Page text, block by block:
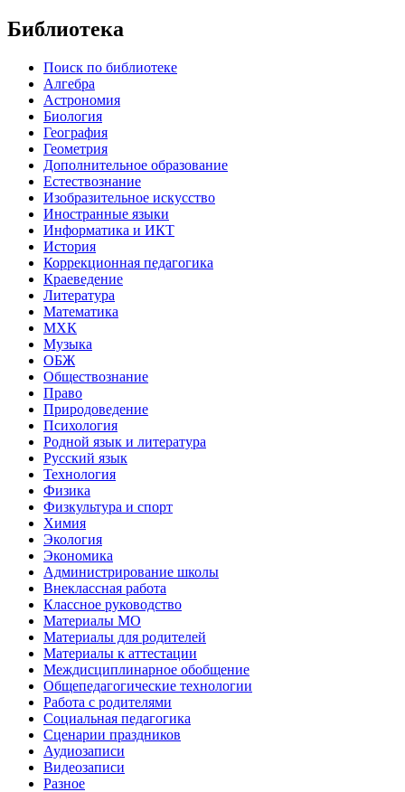
Библиотека
Поиск по библиотеке
Алгебра
Астрономия
Биология
География
Геометрия
Дополнительное образование
Естествознание
Изобразительное искусство
Иностранные языки
Информатика и ИКТ
История
Коррекционная педагогика
Краеведение
Литература
Математика
МХК
Музыка
ОБЖ
Обществознание
Право
Природоведение
Психология
Родной язык и литература
Русский язык
Технология
Физика
Физкультура и спорт
Химия
Экология
Экономика
Администрирование школы
Внеклассная работа
Классное руководство
Материалы МО
Материалы для родителей
Материалы к аттестации
Междисциплинарное обобщение
Общепедагогические технологии
Работа с родителями
Социальная педагогика
Сценарии праздников
Аудиозаписи
Видеозаписи
Разное